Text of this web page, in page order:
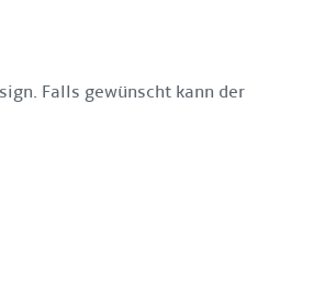
Falls gewünscht kann der